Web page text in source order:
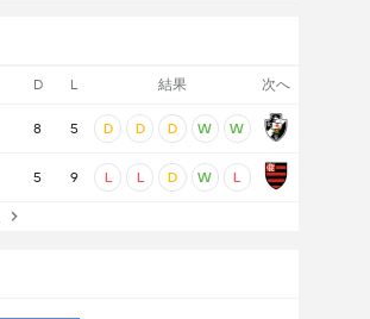
D L 結果 次へ
8 5 D D D W W
5 9 L L D W L